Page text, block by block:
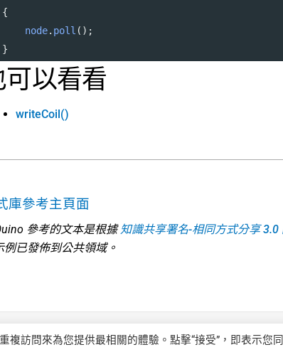
{
node. poll ();
}
可以看看
writeCoil()
庫參考主頁面
參考的文本是根據知識共享署名-相同方式分享 3.0
例已發佈到公共領域。
訪問來為您提供最相關的體驗。點擊“接受”，即表示您